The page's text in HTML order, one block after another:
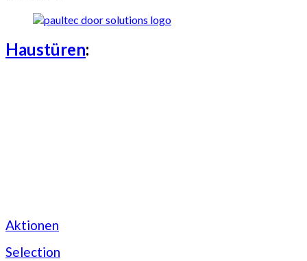
Haustüren:
Aktionen
Selection